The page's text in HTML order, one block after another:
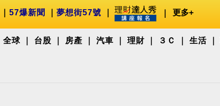
57爆新聞 夢想街57號 更多+
全球 台股 房產 汽車 理財 ３Ｃ 生活